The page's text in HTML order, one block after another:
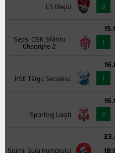
CS Blejoi
0
Sepsi OSK Sfântu
Gheorghe 2
1
KSE Târgu Secuiesc
1
Sporting Liești
2
Şoimii Gura Humorului